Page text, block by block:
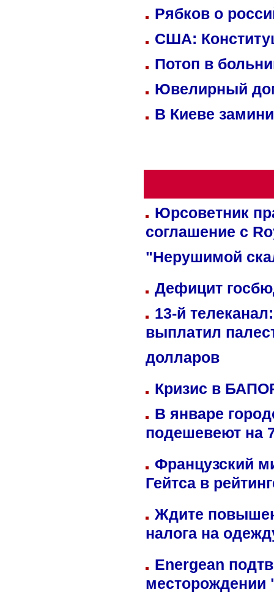
Рябков о
США:
Потоп в
Ювелирный
В Киеве
Юрсоветник
соглашение с
"Нерушимой
Дефицит
13-й
выплатил
долларов
Кризис в
В январе
подешевеют на
Французский
Гейтса в
Ждите
налога на
Energean